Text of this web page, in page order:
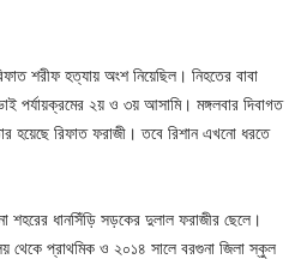
শরীফ হত্যায় অংশ নিয়েছিল। নিহতের বাবা
পর্যায়ক্রমের ২য় ও ৩য় আসামি। মঙ্গলবার দিবাগত
হয়েছে রিফাত ফরাজী। তবে রিশান এখনো ধরতে
শহরের ধানসিঁড়ি সড়কের দুলাল ফরাজীর ছেলে।
থেকে প্রাথমিক ও ২০১৪ সালে বরগুনা জিলা স্কুল